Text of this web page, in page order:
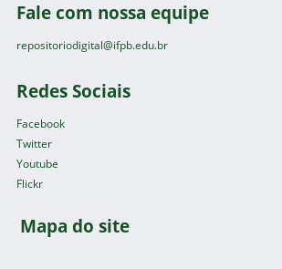
Fale com nossa equipe
repositoriodigital@ifpb.edu.br
Redes Sociais
Facebook
Twitter
Youtube
Flickr
Mapa do site